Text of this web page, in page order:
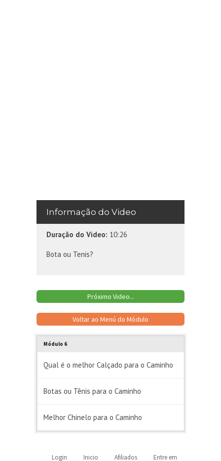
Informação do Video
Duração do Video: 10:26
Bota ou Tenis?
Próximo Video...
Voltar ao Menú do Módulo
Módulo 6
Qual é o melhor Calçado para o Caminho
Botas ou Tênis para o Caminho
Melhor Chinelo para o Caminho
Login Inicio Afiliados Entre em